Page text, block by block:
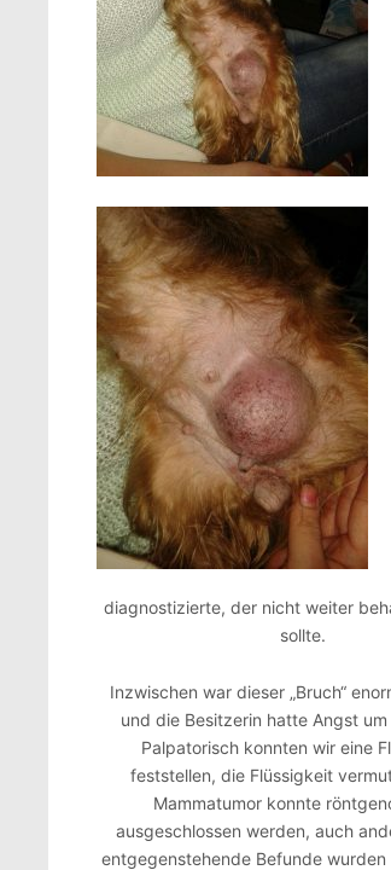
diagnostizierte, der nicht weiter
sollte.
Inzwischen war dieser „Bruch“
und die Besitzerin hatte Angst um
Palpatorisch konnten wir eine
feststellen, die Flüssigkeit
Mammatumor konnte
ausgeschlossen werden, auch
entgegenstehende Befunde wurden